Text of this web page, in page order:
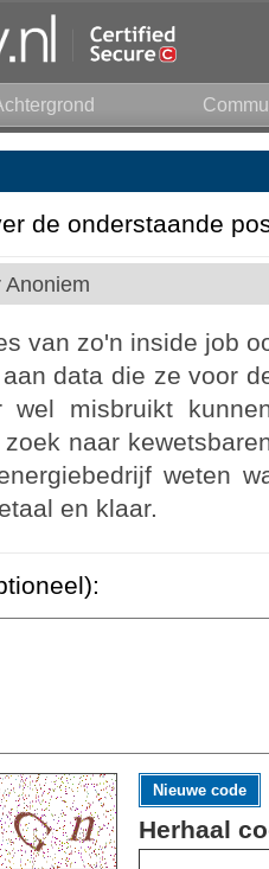
de onderstaande
Anoniem
van zo'n inside job
data die ze voor
wel misbruikt
naar
weten
en klaar.
Nieuwe code
Herhaal